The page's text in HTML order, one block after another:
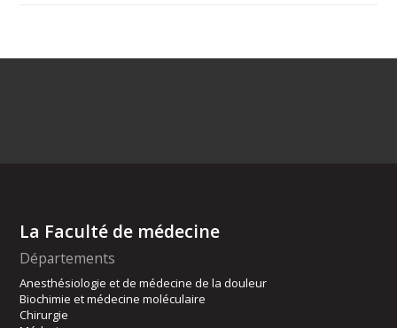
La Faculté de médecine
Départements
Anesthésiologie et de médecine de la douleur
Biochimie et médecine moléculaire
Chirurgie